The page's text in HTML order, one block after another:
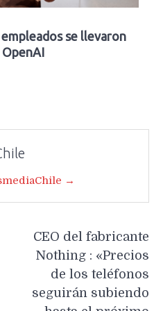
se llevaron
→
CEO del fabricante
Nothing : «Precios
de los teléfonos
seguirán subiendo